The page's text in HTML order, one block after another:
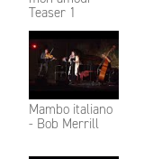
Teaser 1
Mambo italiano
- Bob Merrill